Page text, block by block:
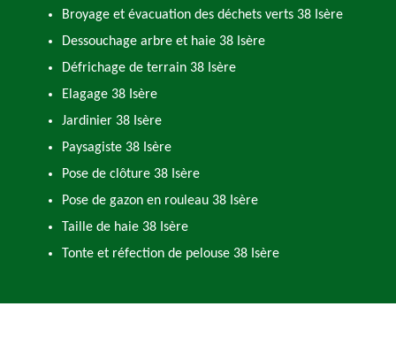
Broyage et évacuation des déchets verts 38 Isère
Dessouchage arbre et haie 38 Isère
Défrichage de terrain 38 Isère
Elagage 38 Isère
Jardinier 38 Isère
Paysagiste 38 Isère
Pose de clôture 38 Isère
Pose de gazon en rouleau 38 Isère
Taille de haie 38 Isère
Tonte et réfection de pelouse 38 Isère